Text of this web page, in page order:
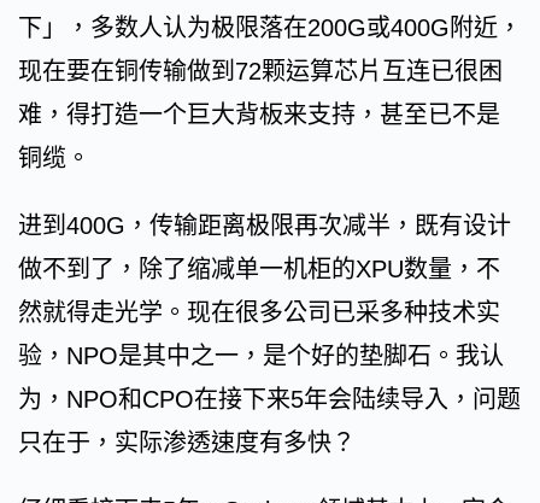
下」，多数人认为极限落在200G或400G附近，
现在要在铜传输做到72颗运算芯片互连已很困
难，得打造一个巨大背板来支持，甚至已不是
铜缆。
进到400G，传输距离极限再次减半，既有设计
做不到了，除了缩减单一机柜的XPU数量，不
然就得走光学。现在很多公司已采多种技术实
验，NPO是其中之一，是个好的垫脚石。我认
为，NPO和CPO在接下来5年会陆续导入，问题
只在于，实际渗透速度有多快？